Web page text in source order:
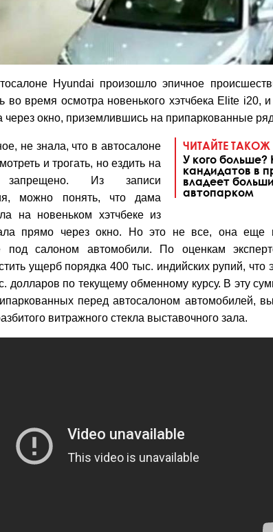
Hyundai произошло эпичное
во время осмотра новенького хэтчбека Elite i20,
через окно, приземлившись на припаркованные
ЧИТАЙТЕ ТАКОЖ
У кого больше?
кандидатов в
владеет
автопарком
не знала, что в автосалоне
и трогать, но ездить на
Из записи
можно понять, что дама
на новеньком хэтчбеке из
прямо через окно. Но это не все, она еще
под салоном автомобили. По оценкам
ущерб порядка 400 тыс. индийских рупий, что
долларов по текущему обменному курсу. В эту
перед автосалоном автомобилей,
витражного стекла выставочного зала.